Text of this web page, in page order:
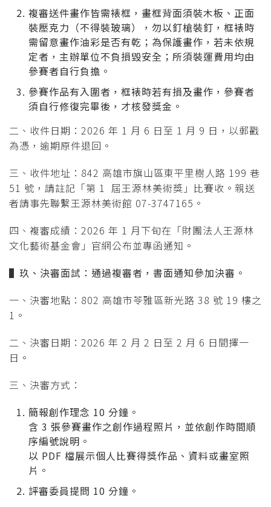
複審送件畫作皆需裱框，畫框背面須裝木板、正面
裝壓克力（不得裝玻璃），勿以釘槍裝釘，框裱時
需留意畫作油彩是否有乾；為保護畫作，若未依規
定者，主辦單位不負損毀安全；所須裝運費用均由
參賽者自行負擔。
參賽作品有入圍者，框裱時若有損及畫作，參賽者
須自行修復完畢後，才核發獎金。
二、收件日期：2026 年 1 月 6 日至 1 月 9 日，以郵戳
為憑，逾期原件退回。
三、收件地址：842 高雄市旗山區東平里樹人路 199 巷
51 號，請註記「第 1 屆王源林美術獎」比賽收。親送
者請事先聯繫王源林美術館 07-3747165。
四、複審成績：2026 年 1 月下旬在「財團法人王源林
文化藝術基金會」官網公布並專函通知。
▌ 玖、決審面試：通過複審者，書面通知參加決審。
一、決審地點：802 高雄市苓雅區新光路 38 號 19 樓之
1。
二、決審日期：2026 年 2 月 2 日至 2 月 6 日間擇一
日。
三、決審方式：
簡報創作理念 10 分鐘。
含 3 張參賽畫作之創作過程照片，並依創作時間順
序編號說明。
以 PDF 檔展示個人比賽得獎作品、資料或畫室照
片。
評審委員提問 10 分鐘。